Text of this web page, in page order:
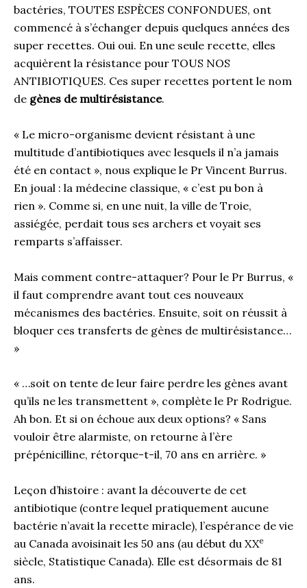
bactéries, TOUTES ESPÈCES CONFONDUES, ont
commencé à s’échanger depuis quelques années des
super recettes. Oui oui. En une seule recette, elles
acquièrent la résistance pour TOUS NOS
ANTIBIOTIQUES. Ces super recettes portent le nom
de gènes de multirésistance.
« Le micro-organisme devient résistant à une
multitude d’antibiotiques avec lesquels il n’a jamais
été en contact », nous explique le Pr Vincent Burrus.
En joual : la médecine classique, « c’est pu bon à
rien ». Comme si, en une nuit, la ville de Troie,
assiégée, perdait tous ses archers et voyait ses
remparts s’affaisser.
Mais comment contre-attaquer? Pour le Pr Burrus, «
il faut comprendre avant tout ces nouveaux
mécanismes des bactéries. Ensuite, soit on réussit à
bloquer ces transferts de gènes de multirésistance…
»
« …soit on tente de leur faire perdre les gènes avant
qu’ils ne les transmettent », complète le Pr Rodrigue.
Ah bon. Et si on échoue aux deux options? « Sans
vouloir être alarmiste, on retourne à l’ère
prépénicilline, rétorque-t-il, 70 ans en arrière. »
Leçon d’histoire : avant la découverte de cet
antibiotique (contre lequel pratiquement aucune
bactérie n’avait la recette miracle), l’espérance de vie
au Canada avoisinait les 50 ans (au début du XXe
siècle, Statistique Canada). Elle est désormais de 81
ans.